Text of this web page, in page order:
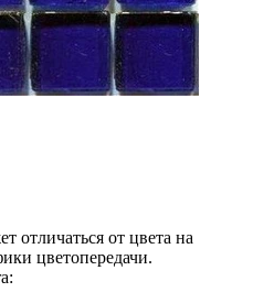
отличаться от цвета на
цветопередачи.